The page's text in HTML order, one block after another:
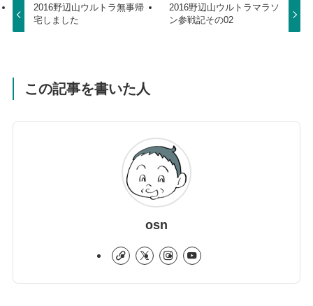
2016野辺山ウルトラ無事帰
宅しました
2016野辺山ウルトラマラソ
ン参戦記その02
この記事を書いた人
osn